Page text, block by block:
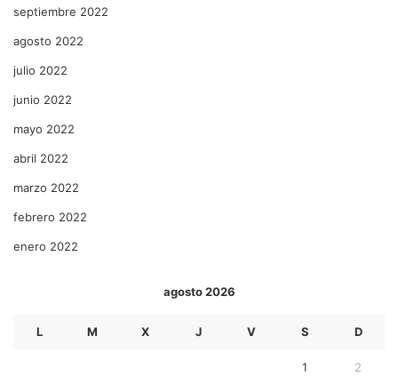
septiembre 2022
agosto 2022
julio 2022
junio 2022
mayo 2022
abril 2022
marzo 2022
febrero 2022
enero 2022
agosto 2026
L M X J V S D
1 2